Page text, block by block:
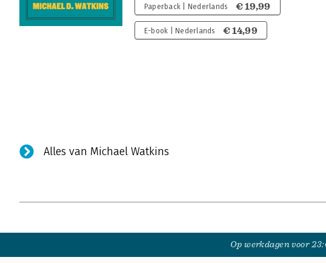
Paperback | Nederlands € 19,99
E-book | Nederlands € 14,99
Alles van Michael Watkins
Op werkdagen voor